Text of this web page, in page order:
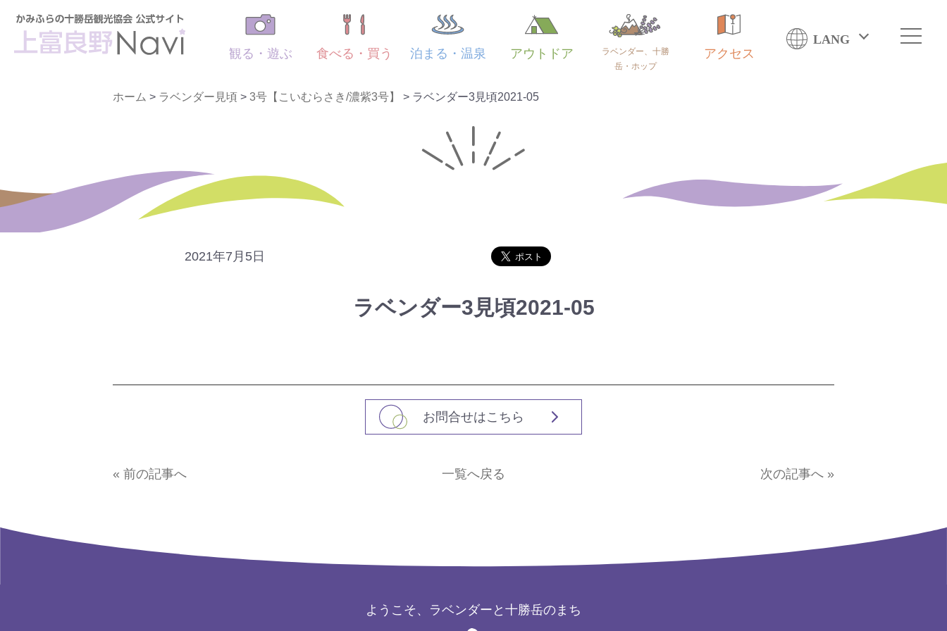
観る・遊ぶ 食べる・買う 泊まる・温泉 アウトドア
ラベンダー、十勝
岳・ホップ
アクセス
LANG
ホーム > ラベンダー見頃 > 3号【こいむらさき/濃紫3号】 > ラベンダー3見頃2021-05
2021年7月5日
ラベンダー3見頃2021-05
お問合せはこちら
« 前の記事へ 一覧へ戻る 次の記事へ »
ようこそ、ラベンダーと十勝岳のまち